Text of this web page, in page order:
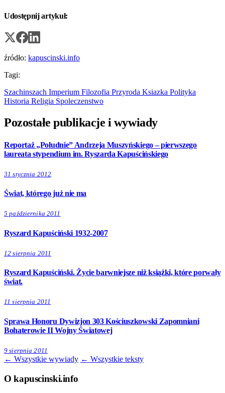
Udostępnij artykuł:
źródło: kapuscinski.info
Tagi:
Szachinszach Imperium Filozofia Przyroda Ksiazka Polityka
Historia Religia Spoleczenstwo
Pozostałe publikacje i wywiady
Reportaż „Południe” Andrzeja Muszyńskiego – pierwszego
laureata stypendium im. Ryszarda Kapuścińskiego
31 stycznia 2012
Świat, którego już nie ma
5 października 2011
Ryszard Kapuściński 1932-2007
12 sierpnia 2011
Ryszard Kapuściński. Życie barwniejsze niż książki, które porwały
świat.
11 sierpnia 2011
Sprawa Honoru Dywizjon 303 Kościuszkowski Zapomniani
Bohaterowie II Wojny Światowej
9 sierpnia 2011
← Wszystkie wywiady ← Wszystkie teksty
O kapuscinski.info